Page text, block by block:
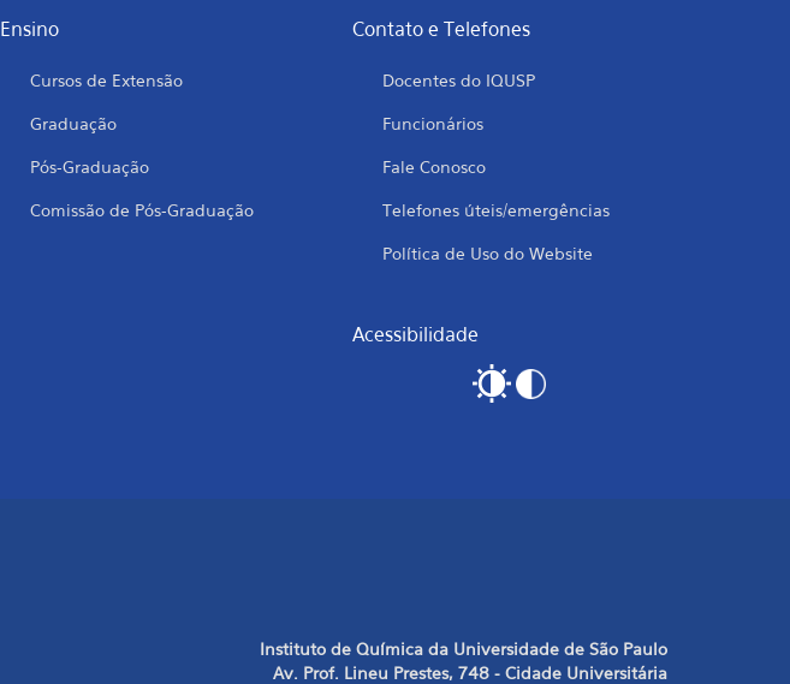
Ensino
Cursos de Extensão
Graduação
Pós-Graduação
Comissão de Pós-Graduação
Contato e Telefones
Docentes do IQUSP
Funcionários
Fale Conosco
Telefones úteis/emergências
Política de Uso do Website
Acessibilidade
Instituto de Química da Universidade de São Paulo
Av. Prof. Lineu Prestes, 748 - Cidade Universitária